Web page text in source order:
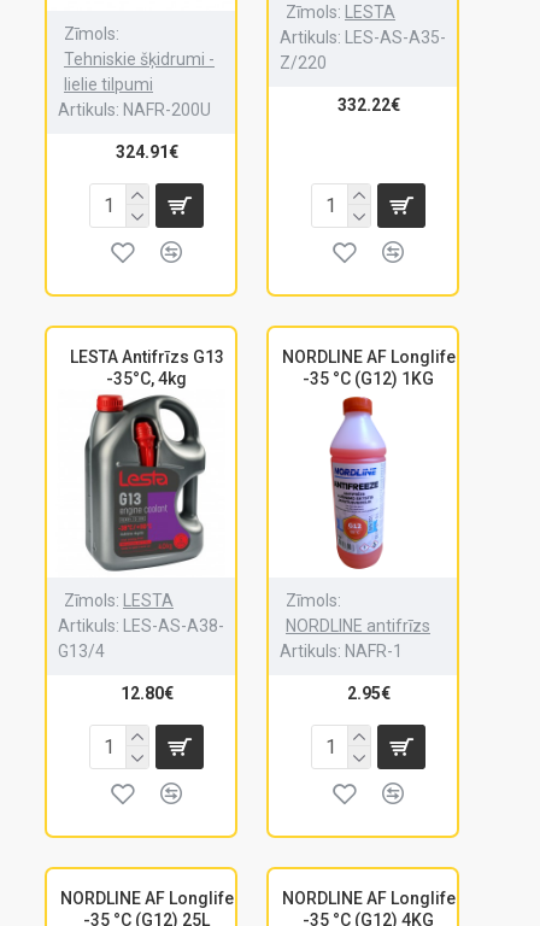
Zīmols:
Tehniskie šķidrumi -
lielie tilpumi
Artikuls: NAFR-200U
324.91€
Zīmols:
LESTA
Artikuls:
LES-AS-A35-
Z/220
332.22€
LESTA Antifrīzs G13
-35°C, 4kg
Zīmols:
LESTA
Artikuls:
LES-AS-A38-
G13/4
12.80€
NORDLINE AF Longlife
-35 °C (G12) 1KG
Zīmols:
NORDLINE antifrīzs
Artikuls: NAFR-1
2.95€
NORDLINE AF Longlife
-35 °C (G12) 25L
NORDLINE AF Longlife
-35 °C (G12) 4KG